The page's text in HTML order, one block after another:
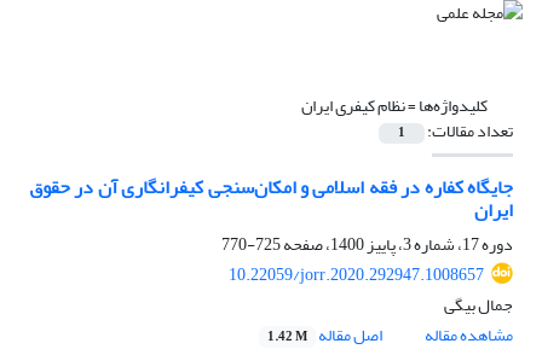
کلیدواژه‌ها =نظام کیفری ایران
تعداد مقالات: 1
جایگاه کفاره در فقه اسلامی و امکان‌سنجی کیفرانگاری آن در حقوق
ایران
دوره 17، شماره 3، پاییز 1400، صفحه
725-770
10.22059/jorr.2020.292947.1008657
جمال بیگی
مشاهده مقاله
اصل مقاله 1.42 M